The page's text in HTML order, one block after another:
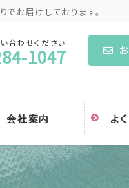
お届けしております。
合わせください
1047
会社案内 よ